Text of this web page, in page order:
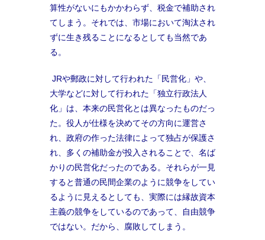
算性がないにもかかわらず、税金で補助され
てしまう。それでは、市場において淘汰され
ずに生き残ることになるとしても当然であ
る。
JRや郵政に対して行われた「民営化」や、
大学などに対して行われた「独立行政法人
化」は、本来の民営化とは異なったものだっ
た。役人が仕様を決めてその方向に運営さ
れ、政府の作った法律によって独占が保護さ
れ、多くの補助金が投入されることで、名ば
かりの民営化だったのである。それらが一見
すると普通の民間企業のように競争をしてい
るように見えるとしても、実際には縁故資本
主義の競争をしているのであって、自由競争
ではない。だから、腐敗してしまう。